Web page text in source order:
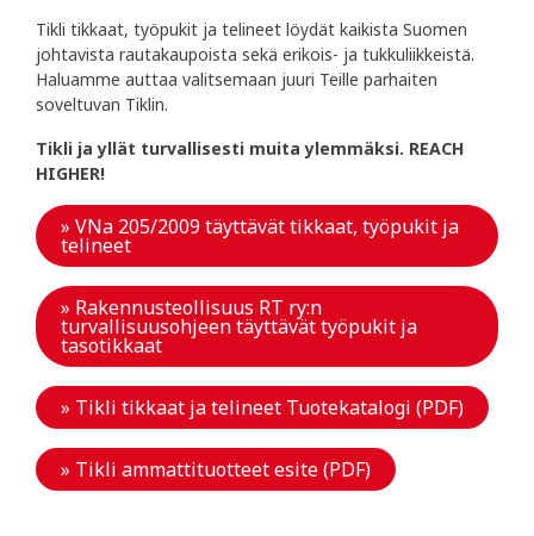
Tikli tikkaat, työpukit ja telineet löydät kaikista Suomen
johtavista rautakaupoista sekä erikois- ja tukkuliikkeistä.
Haluamme auttaa valitsemaan juuri Teille parhaiten
soveltuvan Tiklin.
Tikli ja yllät turvallisesti muita ylemmäksi. REACH
HIGHER!
» VNa 205/2009 täyttävät tikkaat, työpukit ja
telineet
» Rakennusteollisuus RT ry:n
turvallisuusohjeen täyttävät työpukit ja
tasotikkaat
» Tikli tikkaat ja telineet Tuotekatalogi (PDF)
» Tikli ammattituotteet esite (PDF)